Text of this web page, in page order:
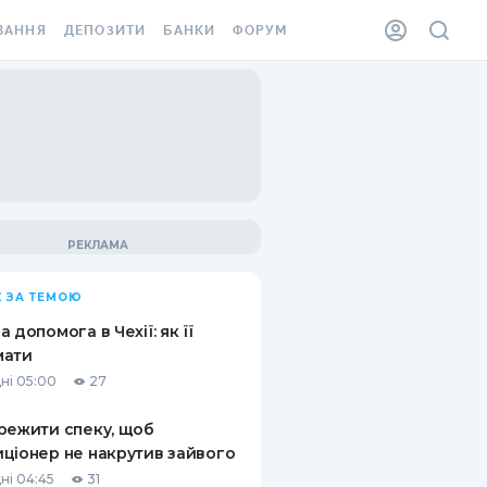
ВІНЬЄТКА
ВІД
ВИПАДКІВ
ДЕПОЗИТИ
ПИТАННЯ ТА ВІДПОВІДІ
ПУТІВНИКИ ПО
БАНКИ ФОРУМ
ЗА ТЕМОЮ
допомога в Чехії: як її
05:00 27
спеку, щоб
не накрутив зайвого
04:45 31